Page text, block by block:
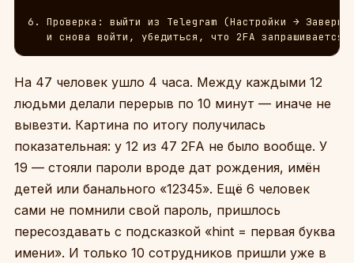
6. Проверка: выйти из Telegram (Настройки →
   и снова войти, убедиться, что 2FA запрашивается.
На 47 человек ушло 4 часа. Между каждыми 12
людьми делали перерыв по 10 минут — иначе не
вывезти. Картина по итогу получилась
показательная: у 12 из 47 2FA не было вообще. У
19 — стояли пароли вроде дат рождения, имён
детей или банального «12345». Ещё 6 человек
сами не помнили свой пароль, пришлось
пересоздавать с подсказкой «hint = первая буква
имени». И только 10 сотрудников пришли уже в